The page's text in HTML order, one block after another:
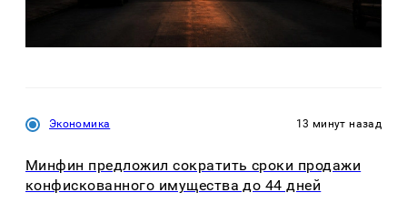
Экономика 13 минут назад
Минфин предложил сократить сроки продажи
конфискованного имущества до 44 дней